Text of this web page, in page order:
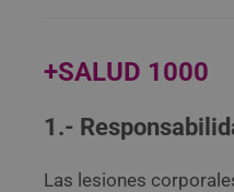
+SALUD 1000
1.-
Las lesiones